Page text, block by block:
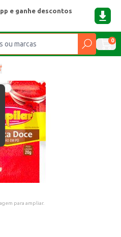
e ganhe descontos
0
para ampliar.